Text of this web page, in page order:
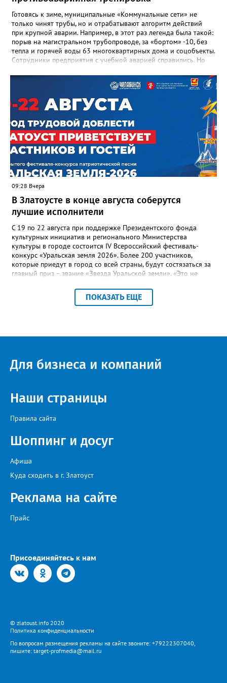
в некрологе.
Готовясь к зиме, муниципальные «Коммунальные сети» не
только чинят трубы, но и отрабатывают алгоритм действий
при крупной аварии. Например, в этот раз легенда была такой:
порыв на магистральном трубопроводе, за «бортом» -10, без
тепла и горячей воды 63 многоквартирных дома и соцобъекты.
Сотрудники предприятия с учебной аварией справились. Но
отметили и недочёты. «Например, управляющие компании
несвоевременно приняли меры для предотвращения
“перемерзания” общей домовой тепловой сети
многоквартирного дома, отсутствовало взаимодействие с
ресурсоснабжающей организацией, ЕДДС и иными службами»,
— сообщила начальник Главного управления ГЖИ Ирина
Настенко. В следующий раз, рекомендовали в
Госжилинспекции, службы должны действовать слаженно. И
оперативно делиться информацией со всеми
заинтересованными – от поставщика тепла до конечных
потребителей.
09:28 Вчера
В Златоусте в конце августа соберутся
лучшие исполнители
С 19 по 22 августа при поддержке Президентского фонда
культурных инициатив и регионального Министерства
культуры в городе состоится IV Всероссийский фестиваль-
конкурс «Уральская земля 2026». Более 200 участников,
которые приедут в город со всей страны, будут состязаться за
главный приз – звание «Звезда Уральской земли». «Это не
прослушивания участников, мастер-классы от ведущих
наставников, выступления победителей прошлых лет и
Челябинской, Свердловской, Курганской, Оренбургской
идейный вдохновитель, организатор фестиваля, эстрадный
певец, победитель главного патриотического конкурса страны
искусства «Золотая лира», участник телевизионных проектов
на Первом канале, обладатель звания «Голос страны» Алексей
ПОКАЗАТЬ ЕЩЕ
Для бизнеса и компаний
Наши страницы
Правила сайта
Шоппинг и досуг
Афиша
Куда сходить в г. Златоуст
Реклама на сайте
Прайс
Присоединяйтесь к нам
© zlatoust.info 2020
Политика конфиденциальности
По вопросам размещения рекламы на сайте звоните: +79222307040,
пишите: target-profmedia@mail.ru